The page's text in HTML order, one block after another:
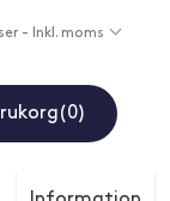
- Inkl. moms
0